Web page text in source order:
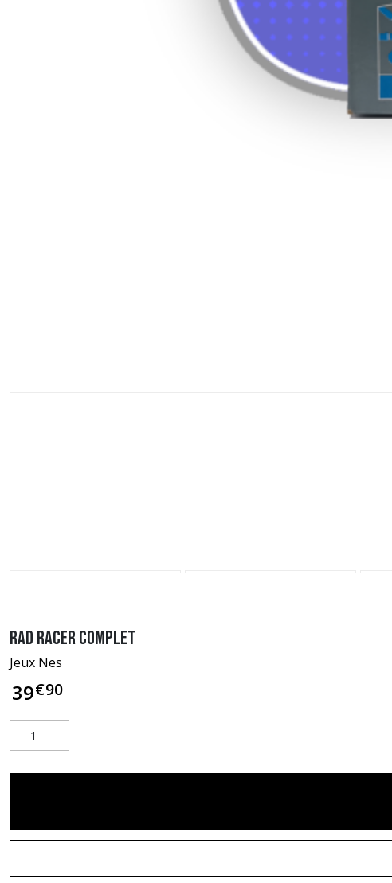
Rad Racer complet
Jeux Nes
39€90